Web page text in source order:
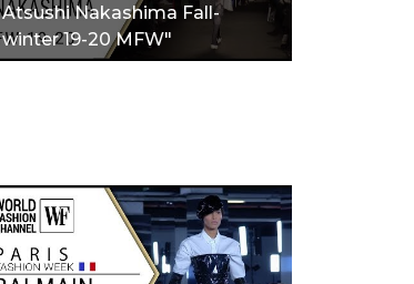
Atsushi Nakashima Fall-
winter 19-20 MFW"